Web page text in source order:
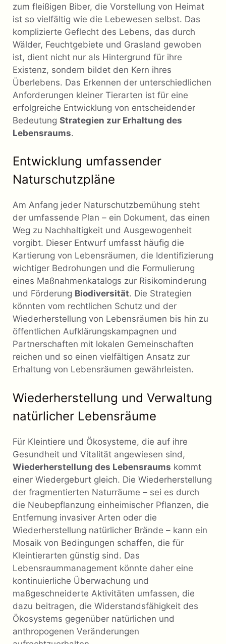
zum fleißigen Biber, die Vorstellung von Heimat
ist so vielfältig wie die Lebewesen selbst. Das
komplizierte Geflecht des Lebens, das durch
Wälder, Feuchtgebiete und Grasland gewoben
ist, dient nicht nur als Hintergrund für ihre
Existenz, sondern bildet den Kern ihres
Überlebens. Das Erkennen der unterschiedlichen
Anforderungen kleiner Tierarten ist für eine
erfolgreiche Entwicklung von entscheidender
Bedeutung Strategien zur Erhaltung des
Lebensraums.
Entwicklung umfassender
Naturschutzpläne
Am Anfang jeder Naturschutzbemühung steht
der umfassende Plan – ein Dokument, das einen
Weg zu Nachhaltigkeit und Ausgewogenheit
vorgibt. Dieser Entwurf umfasst häufig die
Kartierung von Lebensräumen, die Identifizierung
wichtiger Bedrohungen und die Formulierung
eines Maßnahmenkatalogs zur Risikominderung
und Förderung Biodiversität. Die Strategien
könnten vom rechtlichen Schutz und der
Wiederherstellung von Lebensräumen bis hin zu
öffentlichen Aufklärungskampagnen und
Partnerschaften mit lokalen Gemeinschaften
reichen und so einen vielfältigen Ansatz zur
Erhaltung von Lebensräumen gewährleisten.
Wiederherstellung und Verwaltung
natürlicher Lebensräume
Für Kleintiere und Ökosysteme, die auf ihre
Gesundheit und Vitalität angewiesen sind,
Wiederherstellung des Lebensraums kommt
einer Wiedergeburt gleich. Die Wiederherstellung
der fragmentierten Naturräume – sei es durch
die Neubepflanzung einheimischer Pflanzen, die
Entfernung invasiver Arten oder die
Wiederherstellung natürlicher Brände – kann ein
Mosaik von Bedingungen schaffen, die für
Kleintierarten günstig sind. Das
Lebensraummanagement könnte daher eine
kontinuierliche Überwachung und
maßgeschneiderte Aktivitäten umfassen, die
dazu beitragen, die Widerstandsfähigkeit des
Ökosystems gegenüber natürlichen und
anthropogenen Veränderungen